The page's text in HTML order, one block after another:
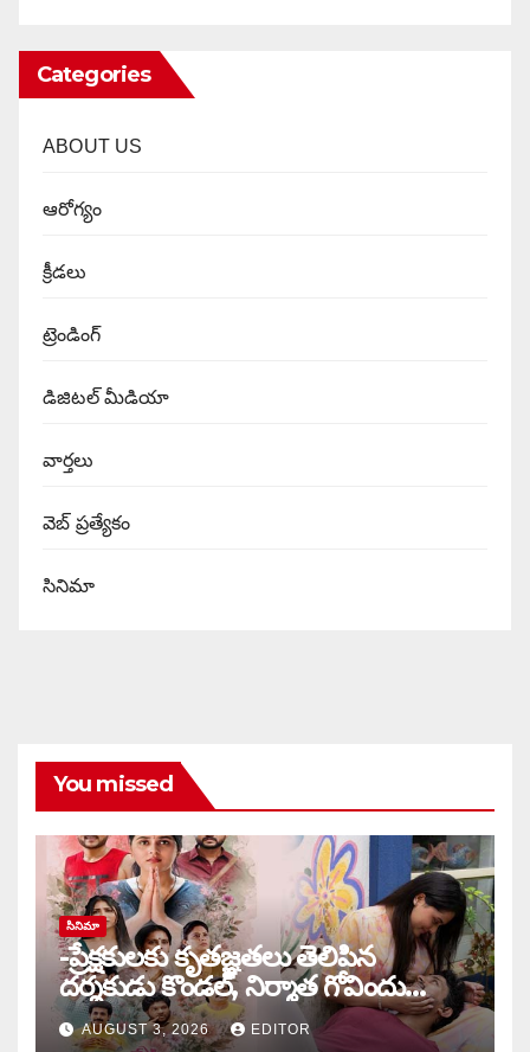
Categories
ABOUT US
ఆరోగ్యం
క్రీడలు
ట్రెండింగ్
డిజిటల్ మీడియా
వార్త‌లు
వెబ్ ప్రత్యేకం
సినిమా
You missed
సినిమా
-ప్రేక్షకులకు కృతజ్ఞతలు తెలిపిన
దర్శకుడు కొండల్, నిర్మాత గోవిందు
కాండ్రేగుల
AUGUST 3, 2026 EDITOR